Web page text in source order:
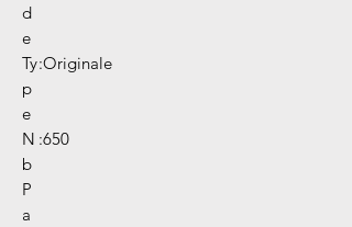
d
e
Ty
p
e
:Originale
N
b
P
a
:650